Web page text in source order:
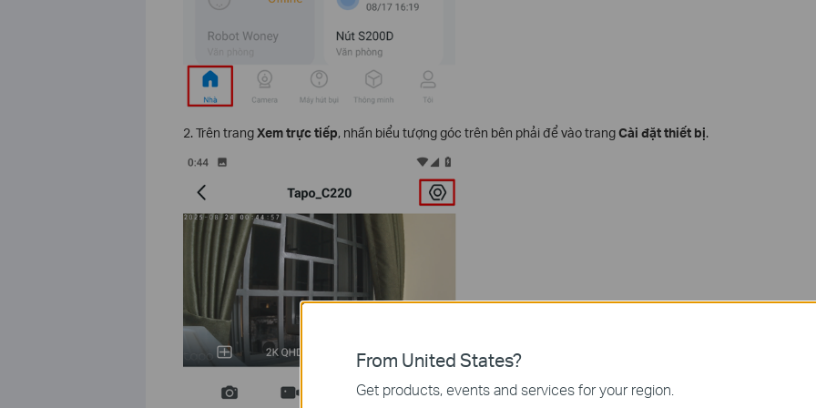
2. Trên trangXem trực tiếp, nhấn biểu tượng góc trên bên phải để vào trangCài đặt thiết bị.
From United States?
Get products, events and services for your region.